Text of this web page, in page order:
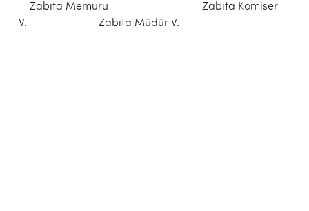
Zabıta Memuru Zabıta Komiser
V. Zabıta Müdür V.